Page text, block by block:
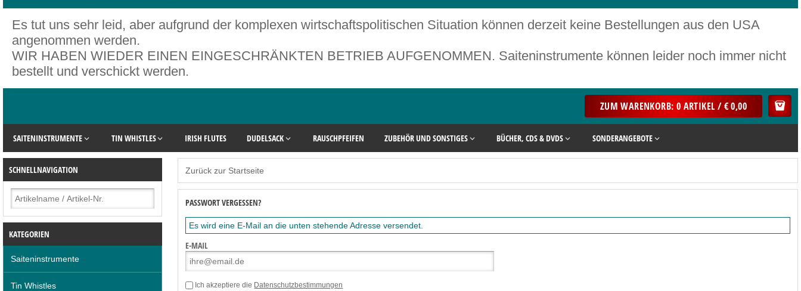
Es tut uns sehr leid, aber aufgrund der komplexen wirtschaftspolitischen Situation können derzeit keine Bestellungen aus den USA
angenommen werden.
WIR HABEN WIEDER EINEN EINGESCHRÄNKTEN BETRIEB AUFGENOMMEN. Saiteninstrumente können leider noch immer nicht
bestellt und verschickt werden.
ZUM WARENKORB: 0 ARTIKEL / € 0,00
SAITENINSTRUMENTE TIN WHISTLES IRISH FLUTES DUDELSACK RAUSCHPFEIFEN ZUBEHÖR UND SONSTIGES BÜCHER, CDS & DVDS SONDERANGEBOTE
Zurück zur Startseite
PASSWORT VERGESSEN?
Es wird eine E-Mail an die unten stehende Adresse versendet.
E-MAIL
Ich akzeptiere die Datenschutzbestimmungen
SCHNELLNAVIGATION
KATEGORIEN
Saiteninstrumente
Tin Whistles